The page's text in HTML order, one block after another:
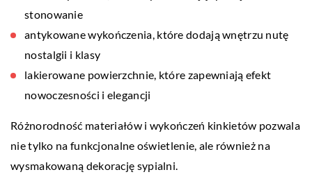
stonowanie
antykowane wykończenia, które dodają wnętrzu nutę
nostalgii i klasy
lakierowane powierzchnie, które zapewniają efekt
nowoczesności i elegancji
Różnorodność materiałów i wykończeń kinkietów pozwala
nie tylko na funkcjonalne oświetlenie, ale również na
wysmakowaną dekorację sypialni.